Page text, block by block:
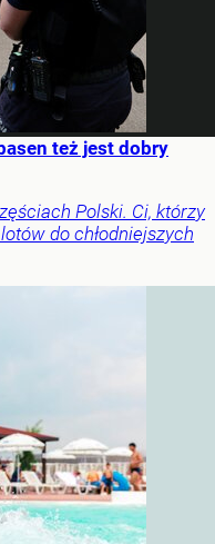
też jest dobry
Polski. Ci, którzy
do chłodniejszych